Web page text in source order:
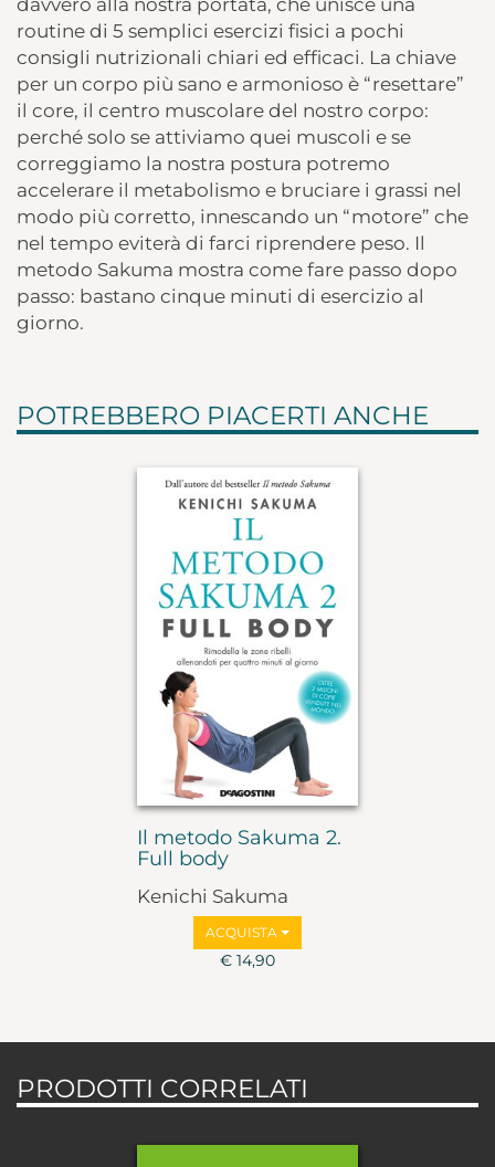
routine di 5 semplici esercizi fisici a pochi
consigli nutrizionali chiari ed efficaci. La chiave
per un corpo più sano e armonioso è “resettare”
il core, il centro muscolare del nostro corpo:
perché solo se attiviamo quei muscoli e se
correggiamo la nostra postura potremo
accelerare il metabolismo e bruciare i grassi nel
modo più corretto, innescando un “motore” che
nel tempo eviterà di farci riprendere peso. Il
metodo Sakuma mostra come fare passo dopo
passo: bastano cinque minuti di esercizio al
giorno.
POTREBBERO PIACERTI ANCHE
Il metodo Sakuma 2.
Full body
Kenichi Sakuma
ACQUISTA
€ 14,90
PRODOTTI CORRELATI